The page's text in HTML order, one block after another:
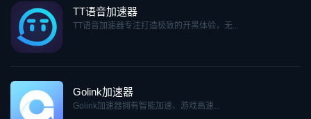
TT语音加速器
TT语音加速器专注打造极致的开黑体验，无...
Golink加速器
Golink加速器拥有智能加速、游戏高速...